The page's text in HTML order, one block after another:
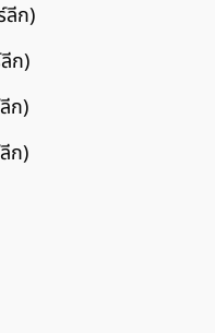
ลีก)
ก)
ก)
ก)